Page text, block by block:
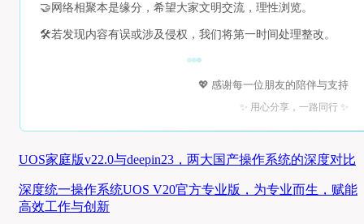
🤝 网络相聚本是缘分，希望大家文明交流，理性浏览。
🛠️若发现内容有误或涉及侵权，我们将第一时间处理整改。
💖 感谢每一位朋友的陪伴与支持
✨ 用心分享，一路同行 ✨
UOS家庭版v22.0与deepin23，两大国产操作系统的深度对比
深度统一操作系统UOS V20官方专业版，为专业而生，赋能
高效工作与创新